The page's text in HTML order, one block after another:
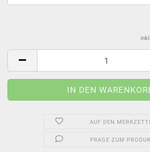
AUF DEN
FRAGE ZUM